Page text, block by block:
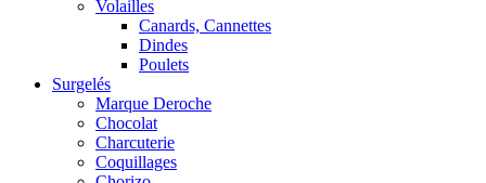
Volailles
Canards, Cannettes
Dindes
Poulets
Surgelés
Marque Deroche
Chocolat
Charcuterie
Coquillages